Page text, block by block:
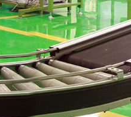


